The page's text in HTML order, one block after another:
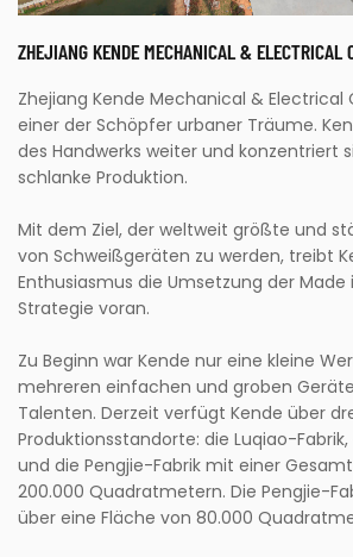
ZHEJIANG KENDE MECHANICAL & ELECTRICAL
Zhejiang Kende Mechanical & Electrical
einer der Schöpfer urbaner Träume.
des Handwerks weiter und konzentriert
schlanke Produktion.
Mit dem Ziel, der weltweit größte und
von Schweißgeräten zu werden, treibt
Enthusiasmus die Umsetzung der Made
Strategie voran.
Zu Beginn war Kende nur eine kleine
mehreren einfachen und groben
Talenten. Derzeit verfügt Kende über
Produktionsstandorte: die Luqiao-
und die Pengjie-Fabrik mit einer
200.000 Quadratmetern. Die Pengjie-
über eine Fläche von 80.000